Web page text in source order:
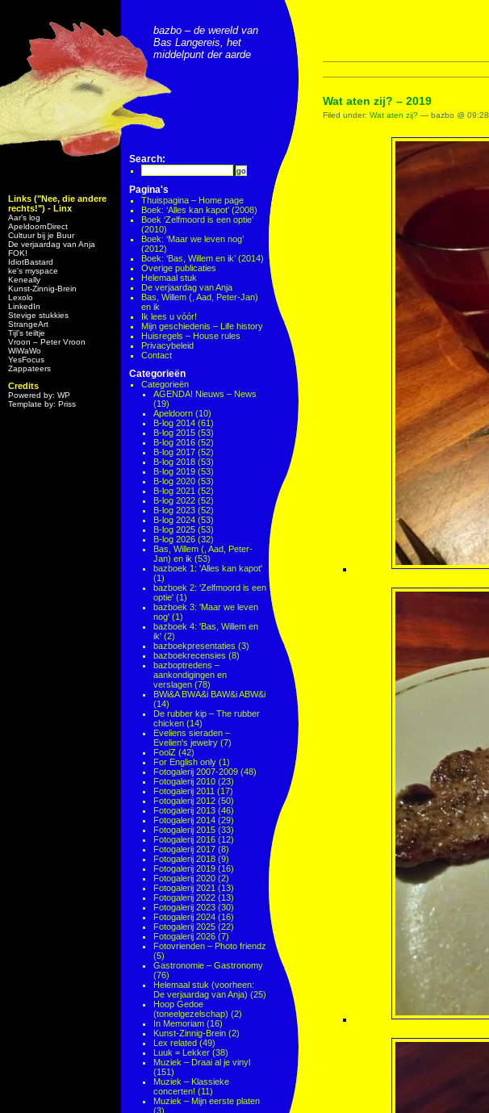
Links ("Nee, die andere
rechts!") - Linx
Aar’s log
ApeldoornDirect
Cultuur bij je Buur
De verjaardag van Anja
FOK!
IdiotBastard
ke's myspace
Keneally
Kunst-Zinnig-Brein
Lexolo
LinkedIn
Stevige stukkies
StrangeArt
Tijl’s teiltje
Vroon – Peter Vroon
WiWaWo
YesFocus
Zappateers
Credits
Powered by: WP
Template by: Priss
bazbo – de wereld van
Bas Langereis, het
middelpunt der aarde
Search:
Pagina's
Thuispagina – Home page
Boek: ‘Alles kan kapot’ (2008)
Boek ‘Zelfmoord is een optie’
(2010)
Boek: ‘Maar we leven nog’
(2012)
Boek: ‘Bas, Willem en ik’ (2014)
Overige publicaties
Helemaal stuk
De verjaardag van Anja
Bas, Willem (, Aad, Peter-Jan)
en ik
Ik lees u vóór!
Mijn geschiedenis – Life history
Huisregels – House rules
Privacybeleid
Contact
Categorieën
Categorieën
AGENDA! Nieuws – News
(19)
Apeldoorn (10)
B-log 2014 (61)
B-log 2015 (53)
B-log 2016 (52)
B-log 2017 (52)
B-log 2018 (53)
B-log 2019 (53)
B-log 2020 (53)
B-log 2021 (52)
B-log 2022 (52)
B-log 2023 (52)
B-log 2024 (53)
B-log 2025 (53)
B-log 2026 (32)
Bas, Willem (, Aad, Peter-
Jan) en ik (53)
bazboek 1: 'Alles kan kapot'
(1)
bazboek 2: 'Zelfmoord is een
optie' (1)
bazboek 3: 'Maar we leven
nog' (1)
bazboek 4: 'Bas, Willem en
ik' (2)
bazboekpresentaties (3)
bazboekrecensies (8)
bazboptredens –
aankondigingen en
verslagen (78)
BWi&A BWA&i BAW&i ABW&i
(14)
De rubber kip – The rubber
chicken (14)
Eveliens sieraden –
Evelien's jewelry (7)
FoolZ (42)
For English only (1)
Fotogalerij 2007-2009 (48)
Fotogalerij 2010 (23)
Fotogalerij 2011 (17)
Fotogalerij 2012 (50)
Fotogalerij 2013 (46)
Fotogalerij 2014 (29)
Fotogalerij 2015 (33)
Fotogalerij 2016 (12)
Fotogalerij 2017 (8)
Fotogalerij 2018 (9)
Fotogalerij 2019 (16)
Fotogalerij 2020 (2)
Fotogalerij 2021 (13)
Fotogalerij 2022 (13)
Fotogalerij 2023 (30)
Fotogalerij 2024 (16)
Fotogalerij 2025 (22)
Fotogalerij 2026 (7)
Fotovrienden – Photo friendz
(5)
Gastronomie – Gastronomy
(76)
Helemaal stuk (voorheen:
De verjaardag van Anja) (25)
Hoop Gedoe
(toneelgezelschap) (2)
In Memoriam (16)
Kunst-Zinnig-Brein (2)
Lex related (49)
Luuk = Lekker (38)
Muziek – Draai al je vinyl
(151)
Muziek – Klassieke
concerten! (11)
Muziek – Mijn eerste platen
(3)
Wat aten zij? – 2019
Filed under: Wat aten zij? — bazbo @ 09:28